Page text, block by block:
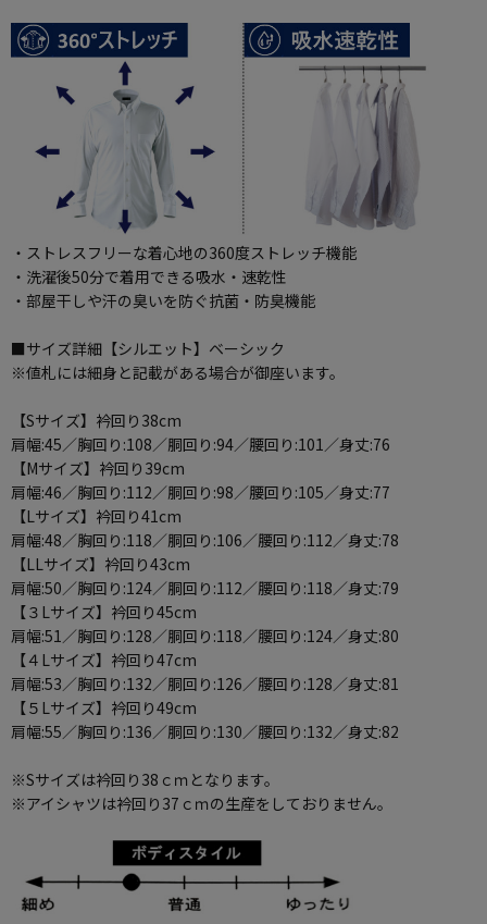
・ストレスフリーな着心地の360度ストレッチ機能
・洗濯後50分で着用できる吸水・速乾性
・部屋干しや汗の臭いを防ぐ抗菌・防臭機能
■サイズ詳細【シルエット】ベーシック
※値札には細身と記載がある場合が御座います。
【Sサイズ】衿回り38cm
肩幅:45／胸回り:108／胴回り:94／腰回り:101／身丈:76
【Mサイズ】衿回り39cm
肩幅:46／胸回り:112／胴回り:98／腰回り:105／身丈:77
【Lサイズ】衿回り41cm
肩幅:48／胸回り:118／胴回り:106／腰回り:112／身丈:78
【LLサイズ】衿回り43cm
肩幅:50／胸回り:124／胴回り:112／腰回り:118／身丈:79
【３Lサイズ】衿回り45cm
肩幅:51／胸回り:128／胴回り:118／腰回り:124／身丈:80
【４Lサイズ】衿回り47cm
肩幅:53／胸回り:132／胴回り:126／腰回り:128／身丈:81
【５Lサイズ】衿回り49cm
肩幅:55／胸回り:136／胴回り:130／腰回り:132／身丈:82
※Sサイズは衿回り38ｃｍとなります。
※アイシャツは衿回り37ｃｍの生産をしておりません。